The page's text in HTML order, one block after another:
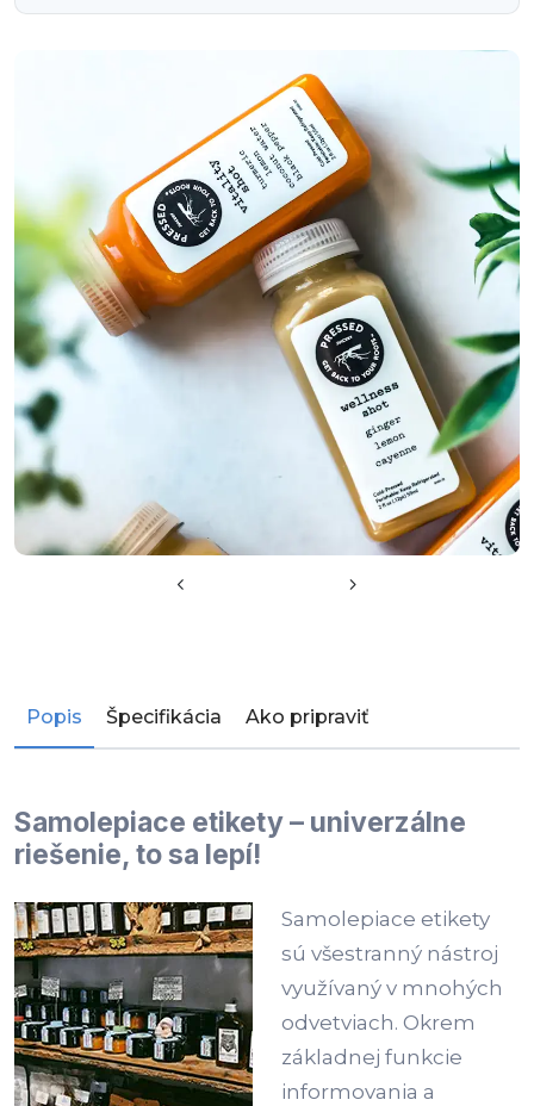
Popis Špecifikácia Ako pripraviť
Samolepiace etikety – univerzálne
riešenie, to sa lepí!
Samolepiace etikety
sú všestranný nástroj
využívaný v mnohých
odvetviach. Okrem
základnej funkcie
informovania a